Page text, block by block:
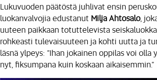
Lukuvuoden päätöstä juhlivat ensin
luokanvalvojia edustanut Milja Ahtosalo,
uuteen paikkaan totuttelevista
rohkeasti tulevaisuuteen ja kohti uutta ja
läsnä ylpeys: ”Ihan jokainen oppilas voi
nyt, fiksumpana kuin koskaan aikaisemmin.”